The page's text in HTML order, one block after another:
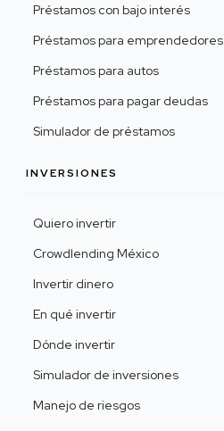
Préstamos con bajo interés
Préstamos para emprendedores
Préstamos para autos
Préstamos para pagar deudas
Simulador de préstamos
INVERSIONES
Quiero invertir
Crowdlending México
Invertir dinero
En qué invertir
Dónde invertir
Simulador de inversiones
Manejo de riesgos